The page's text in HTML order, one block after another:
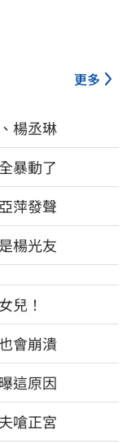
更多
楊丞琳
暴動了
萍發聲
楊光友
兒！
會崩潰
這原因
嗆正宮